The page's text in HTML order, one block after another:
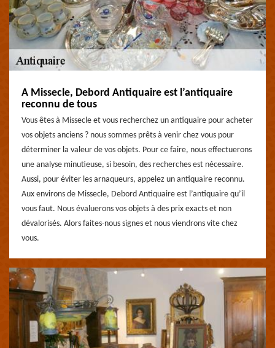
A Missecle, Debord Antiquaire est l’antiquaire
reconnu de tous
Vous êtes à Missecle et vous recherchez un antiquaire pour acheter
vos objets anciens ? nous sommes prêts à venir chez vous pour
déterminer la valeur de vos objets. Pour ce faire, nous effectuerons
une analyse minutieuse, si besoin, des recherches est nécessaire.
Aussi, pour éviter les arnaqueurs, appelez un antiquaire reconnu.
Aux environs de Missecle, Debord Antiquaire est l’antiquaire qu’il
vous faut. Nous évaluerons vos objets à des prix exacts et non
dévalorisés. Alors faites-nous signes et nous viendrons vite chez
vous.